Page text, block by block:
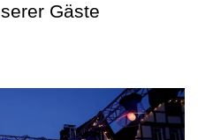
Gäste